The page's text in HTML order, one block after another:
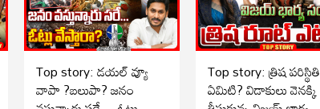
Top story: డయల్ వ్యూ
వాపా ?బలుపా? జనం
Top story: త్రిష పరిస్థితి
ఏమిటి? విడాకులు వెనక్కి